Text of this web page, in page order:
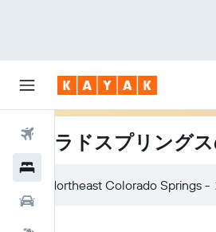
航空券
コロラドスプリング